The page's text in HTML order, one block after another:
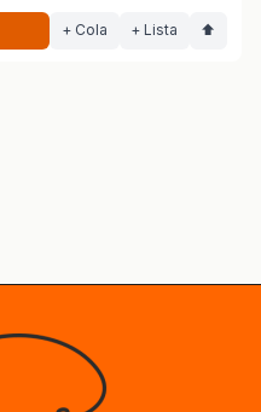
+ Cola + Lista ⬆